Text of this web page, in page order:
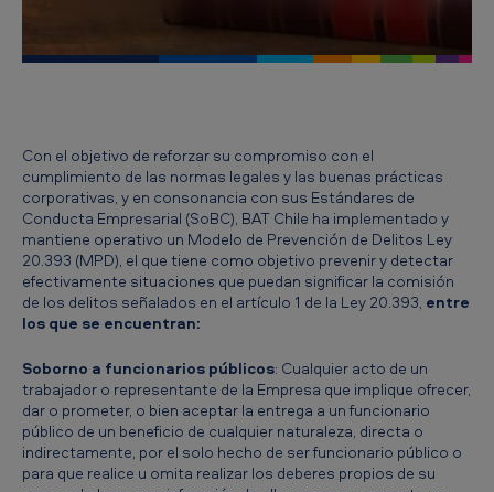
Con el objetivo de reforzar su compromiso con el
cumplimiento de las normas legales y las buenas prácticas
corporativas, y en consonancia con sus Estándares de
Conducta Empresarial (SoBC), BAT Chile ha implementado y
mantiene operativo un Modelo de Prevención de Delitos Ley
20.393 (MPD), el que tiene como objetivo prevenir y detectar
efectivamente situaciones que puedan significar la comisión
de los delitos señalados en el artículo 1 de la Ley 20.393, entre
los que se encuentran:
Soborno a funcionarios públicos: Cualquier acto de un
trabajador o representante de la Empresa que implique ofrecer,
dar o prometer, o bien aceptar la entrega a un funcionario
público de un beneficio de cualquier naturaleza, directa o
indirectamente, por el solo hecho de ser funcionario público o
para que realice u omita realizar los deberes propios de su